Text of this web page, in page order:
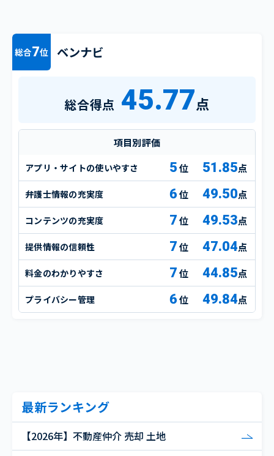
総合7位 ベンナビ
総合得点 45.77点
項目別評価
アプリ・サイトの使いやすさ 5 51.85点
弁護士情報の充実度 6 49.50点
コンテンツの充実度 7 49.53点
提供情報の信頼性 7 47.04点
料金のわかりやすさ 7 44.85点
プライバシー管理 6 49.84点
最新ランキング
【2026年】不動産仲介 売却 土地